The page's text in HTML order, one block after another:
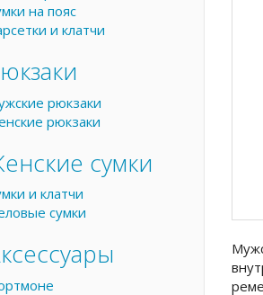
на пояс
и клатчи
рюкзаки
рюкзаки
сумки
и клатчи
сумки